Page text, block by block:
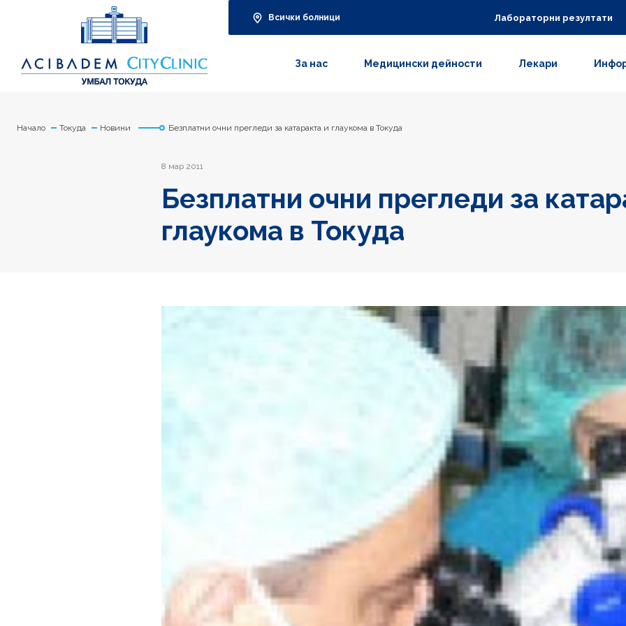
Всички болници Лабораторни резултати
За нас Медицински дейности Лекари
Начало Токуда Новини Безплатни очни прегледи за катаракта и глаукома в Токуда
8 мар 2011
Безплатни очни прегледи за
глаукома в Токуда